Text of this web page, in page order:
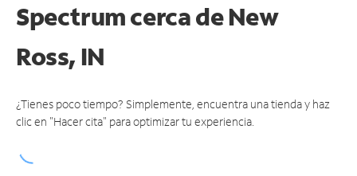
Spectrumcerca de New
Ross, IN
¿Tienes poco tiempo? Simplemente, encuentra una tienda y haz
clic en "Hacer cita" para optimizar tu experiencia.